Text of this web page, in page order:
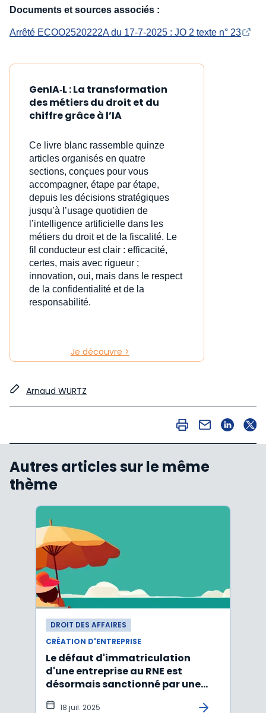
Documents et sources associés :
Arrêté ECOO2520222A du 17-7-2025 : JO 2 texte n° 23
GenIA‑L : La transformation
des métiers du droit et du
chiffre grâce à l’IA
Ce livre blanc rassemble quinze
articles organisés en quatre
sections, conçues pour vous
accompagner, étape par étape,
depuis les décisions stratégiques
jusqu’à l’usage quotidien de
l’intelligence artificielle dans les
métiers du droit et de la fiscalité. Le
fil conducteur est clair : efficacité,
certes, mais avec rigueur ;
innovation, oui, mais dans le respect
de la confidentialité et de la
responsabilité.
Je découvre >
Arnaud WURTZ
Autres articles sur le même
thème
DROIT DES AFFAIRES
CRÉATION D'ENTREPRISE
Le défaut d'immatriculation
d'une entreprise au RNE est
désormais sanctionné par une
amende
18 juil. 2025